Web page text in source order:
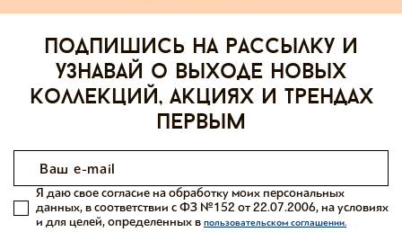
Подпишись на рассылку и
узнавай о выходе новых
коллекций, акциях и трендах
первым
Я даю свое согласие на обработку моих персональных
данных, в соответствии с ФЗ №152 от 22.07.2006, на условиях
и для целей, определенных в пользовательском соглашении.